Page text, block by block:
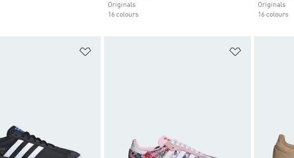
Originals
16 colours
Originals
16 colours